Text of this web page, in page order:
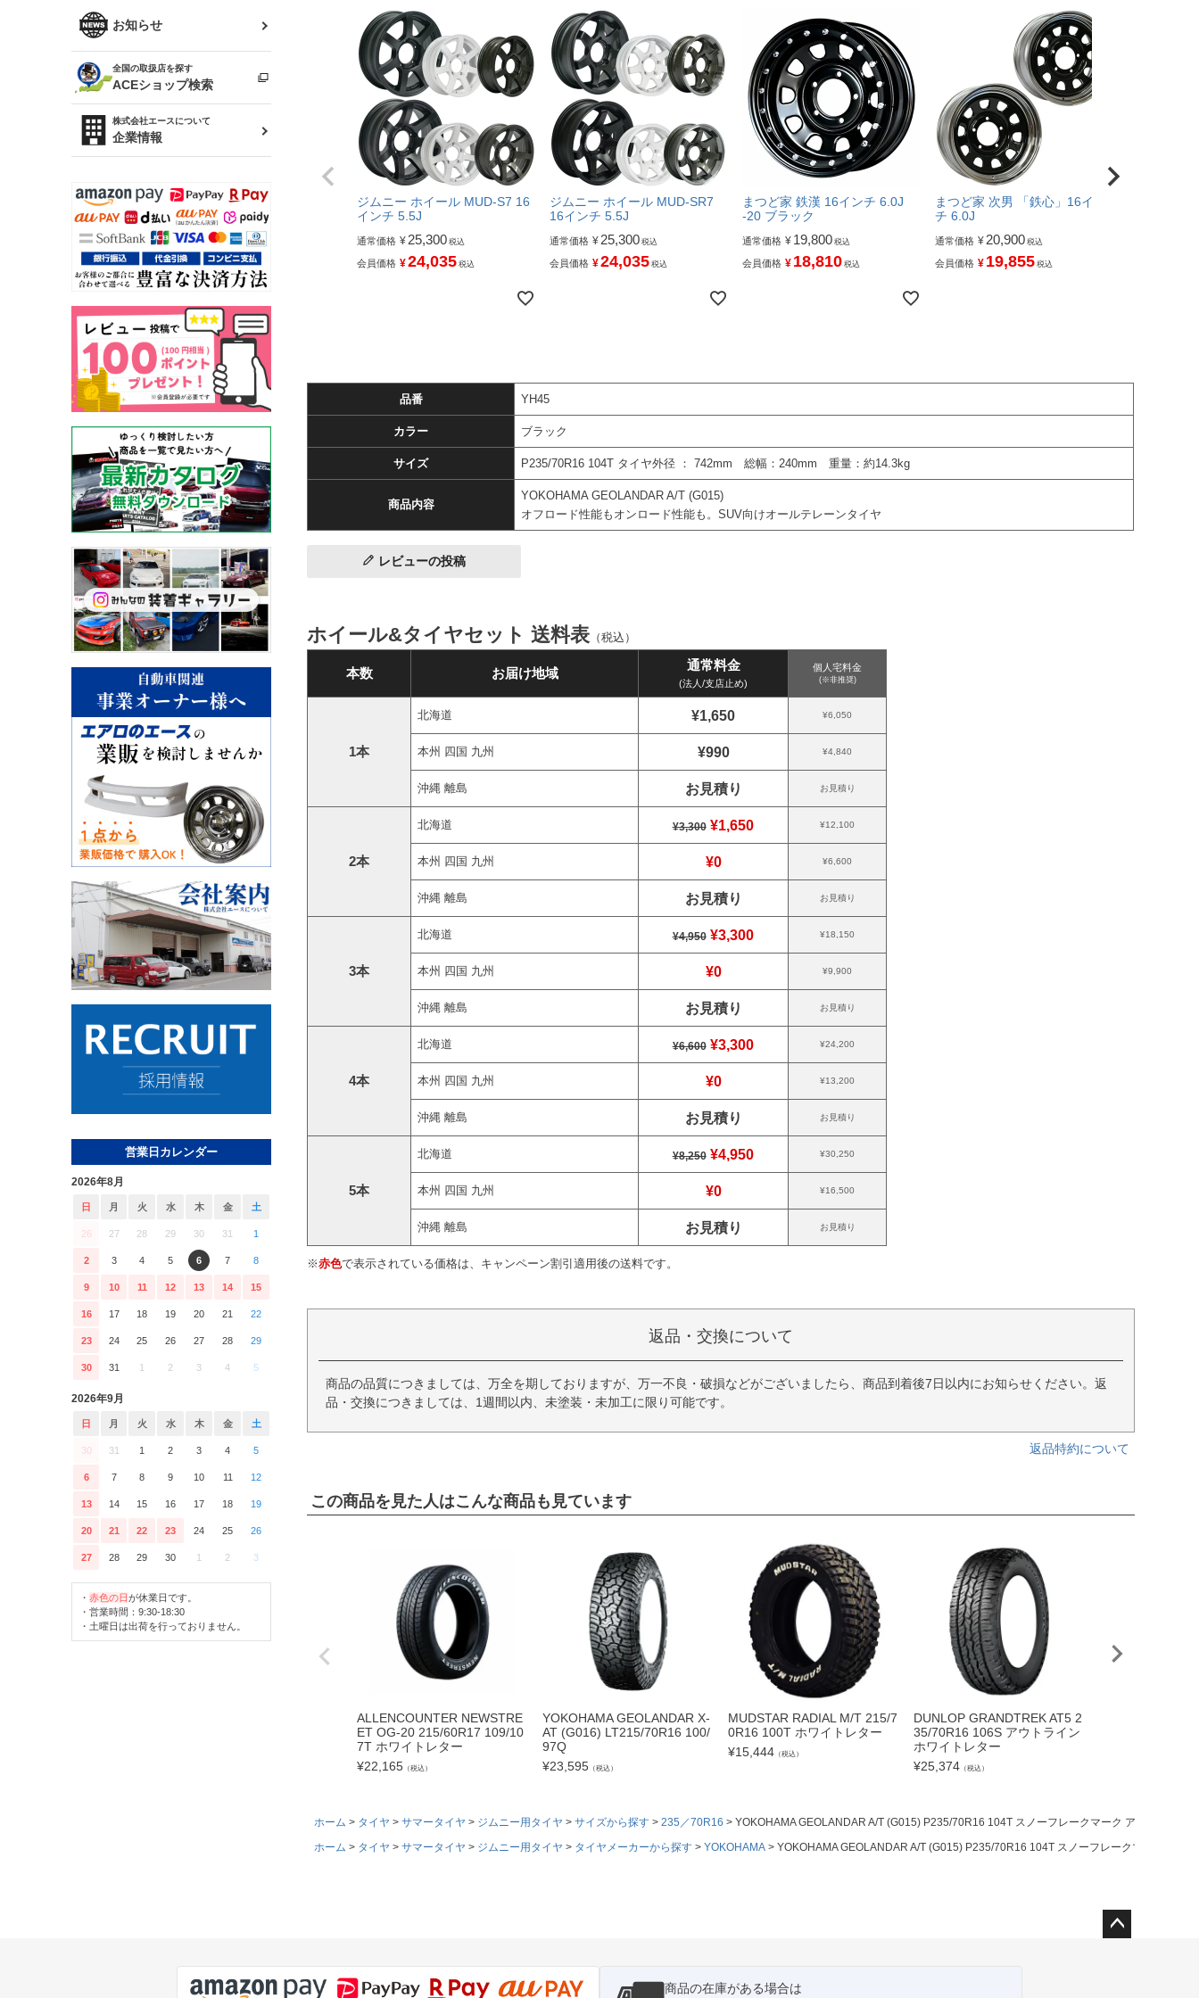
ソアラ
アルテッツァ
プロボックス
RAV4
R34 スカイライン
スカイライン
（ER34/R33/ECR33/R32）
キャラバン
ローレル
セフィーロ
ファッション小物
雑貨・ステーショナリー
ベビー用品
お知らせ
全国の取扱店を探す
ACEショップ検索
株式会社エースについて
企業情報
営業日カレンダー
2026年8月
日 月 火 水 木 金 土
26 27 28 29 30 31 1
2 3 4 5 6 7 8
9 10 11 12 13 14 15
16 17 18 19 20 21 22
23 24 25 26 27 28 29
30 31 1 2 3 4 5
2026年9月
日 月 火 水 木 金 土
30 31 1 2 3 4 5
6 7 8 9 10 11 12
13 14 15 16 17 18 19
20 21 22 23 24 25 26
27 28 29 30 1 2 3
・ 赤色の日が休業日です。
・営業時間：9:30-18:30
・土曜日は出荷を行っておりません。
ジムニー ホイール MUD-S7 16
インチ 5.5J
通常価格 ¥25,300 税込
会員価格 ¥24,035 税込
ジムニー ホイール MUD-SR7
16インチ 5.5J
通常価格 ¥25,300 税込
会員価格 ¥24,035 税込
まつど家 鉄漢 16インチ 6.0J
-20 ブラック
通常価格 ¥ 19,800 税込
会員価格 ¥ 18,810 税込
まつど家 次男 「鉄心」16イン
チ 6.0J
通常価格 ¥20,900 税込
会員価格 ¥ 19,855 税込
品番 YH45
カラー ブラック
サイズ P235/70R16 104T タイヤ外径 ： 742mm 総幅：240mm 重量：約14.3kg
商品内容
YOKOHAMA GEOLANDAR A/T (G015)
オフロード性能もオンロード性能も。SUV向けオールテレーンタイヤ
レビューの投稿
ホイール&タイヤセット 送料表 （税込）
本数 お届け地域
通常料金
(法人/支店止め)
個人宅料金
(※非推奨)
1本
北海道 ¥1,650 ¥6,050
本州 四国 九州 ¥990 ¥4,840
沖縄 離島 お見積り お見積り
2本
北海道 ¥3,300 ¥1,650 ¥12,100
本州 四国 九州 ¥0 ¥6,600
沖縄 離島 お見積り お見積り
3本
北海道 ¥4,950 ¥3,300 ¥18,150
本州 四国 九州 ¥0 ¥9,900
沖縄 離島 お見積り お見積り
4本
北海道 ¥6,600 ¥3,300 ¥24,200
本州 四国 九州 ¥0 ¥13,200
沖縄 離島 お見積り お見積り
5本
北海道 ¥8,250 ¥4,950 ¥30,250
本州 四国 九州 ¥0 ¥16,500
沖縄 離島 お見積り お見積り
※赤色で表示されている価格は、キャンペーン割引適用後の送料です。
返品・交換について
商品の品質につきましては、万全を期しておりますが、万一不良・破損などがございましたら、商品到着後7日以内にお知らせください。返
品・交換につきましては、1週間以内、未塗装・未加工に限り可能です。
返品特約について
この商品を見た人はこんな商品も見ています
ALLENCOUNTER NEWSTRE
ET OG-20 215/60R17 109/10
7T ホワイトレター
¥22,165 （税込）
YOKOHAMA GEOLANDAR X-
AT (G016) LT215/70R16 100/
97Q
¥23,595 （税込）
MUDSTAR RADIAL M/T 215/7
0R16 100T ホワイトレター
¥15,444 （税込）
DUNLOP GRANDTREK AT5 2
35/70R16 106S アウトライン
ホワイトレター
¥25,374 （税込）
ホーム タイヤ サマータイヤ ジムニー用タイヤ サイズから探す 235／70R16
YOKOHAMA GEOLANDAR A/T (G015) P235/70R16 104T スノーフレークマーク アウトライン
ホーム
タイヤ サマータイヤ ジムニー用タイヤ タイヤメーカーから探す YOKOHAMA YOKOHAMA GEOLANDAR A/T (G015) P235/70R16 104T スノーフレークマーク アウ
商品の在庫がある場合は